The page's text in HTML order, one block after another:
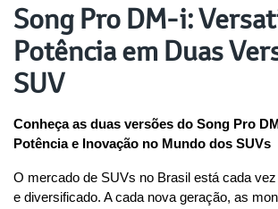
Song Pro DM-i:
Potência em Duas
SUV
Conheça as duas versões do Song Pro
Potência e Inovação no Mundo dos SUVs
O mercado de SUVs no Brasil está cada
e diversificado. A cada nova geração, as